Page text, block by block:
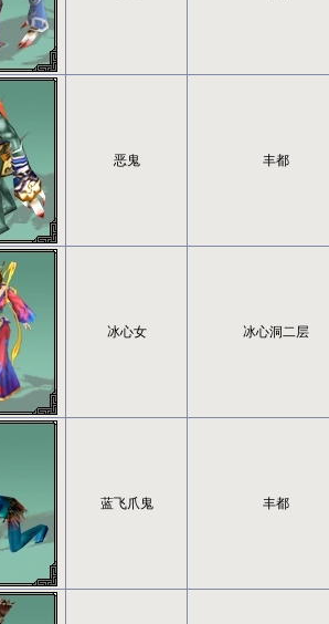
恶鬼 丰都
冰心女 冰心洞二层
蓝飞爪鬼 丰都